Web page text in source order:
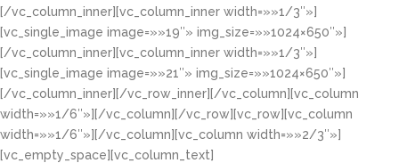
[/vc_column_inner][vc_column_inner width=»»1/3″»]
[vc_single_image image=»»19″» img_size=»»1024×650″»]
[/vc_column_inner][vc_column_inner width=»»1/3″»]
[vc_single_image image=»»21″» img_size=»»1024×650″»]
[/vc_column_inner][/vc_row_inner][/vc_column][vc_column
width=»»1/6″»][/vc_column][/vc_row][vc_row][vc_column
width=»»1/6″»][/vc_column][vc_column width=»»2/3″»]
[vc_empty_space][vc_column_text]